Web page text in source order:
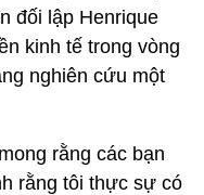
đối lập Henrique
kinh tế trong vòng
nghiên cứu một
rằng các bạn
rằng tôi thực sự có